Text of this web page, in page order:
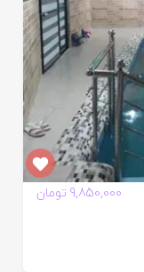
9,850,000 تومان